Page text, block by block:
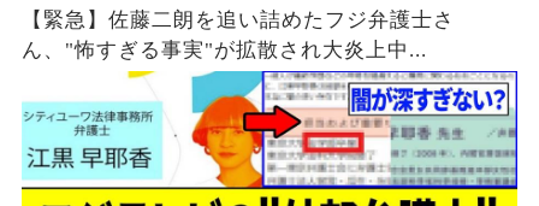
【緊急】佐藤二朗を追い詰めたフジ弁護士さ
ん、"怖すぎる事実"が拡散され大炎上中...